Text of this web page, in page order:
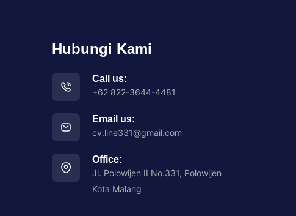
Hubungi Kami
Call us:
+62 822-3644-4481
Email us:
cv.line331@gmail.com
Office:
Jl. Polowijen II No.331, Polowijen
Kota Malang